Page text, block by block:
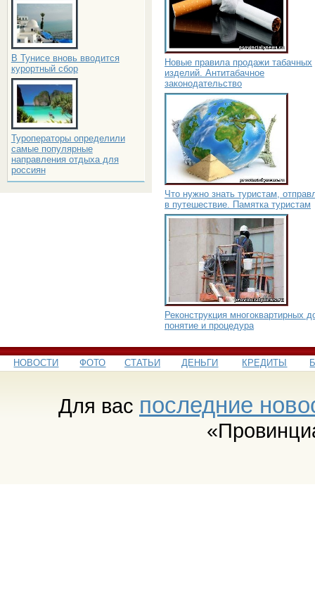
В Тунисе вновь вводится
курортный сбор
Туроператоры определили
самые популярные
направления отдыха для
россиян
Новые правила продажи табачных
изделий. Антитабачное
законодательство
Что нужно знать туристам,
в путешествие. Памятка туристам
Реконструкция многоквартирных
понятие и процедура
НОВОСТИ ФОТО СТАТЬИ ДЕНЬГИ КРЕДИТЫ
Для вас последние